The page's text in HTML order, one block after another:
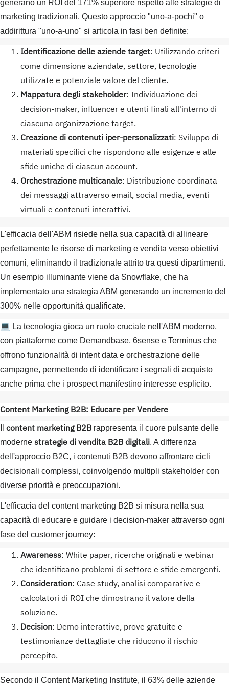
generano un ROI del 171% superiore rispetto alle strategie di
marketing tradizionali. Questo approccio "uno-a-pochi" o
addirittura "uno-a-uno" si articola in fasi ben definite:
Identificazione delle aziende target: Utilizzando criteri
come dimensione aziendale, settore, tecnologie
utilizzate e potenziale valore del cliente.
Mappatura degli stakeholder: Individuazione dei
decision-maker, influencer e utenti finali all'interno di
ciascuna organizzazione target.
Creazione di contenuti iper-personalizzati: Sviluppo di
materiali specifici che rispondono alle esigenze e alle
sfide uniche di ciascun account.
Orchestrazione multicanale: Distribuzione coordinata
dei messaggi attraverso email, social media, eventi
virtuali e contenuti interattivi.
L'efficacia dell'ABM risiede nella sua capacità di allineare
perfettamente le risorse di marketing e vendita verso obiettivi
comuni, eliminando il tradizionale attrito tra questi dipartimenti.
Un esempio illuminante viene da Snowflake, che ha
implementato una strategia ABM generando un incremento del
300% nelle opportunità qualificate.
💻 La tecnologia gioca un ruolo cruciale nell'ABM moderno,
con piattaforme come Demandbase, 6sense e Terminus che
offrono funzionalità di intent data e orchestrazione delle
campagne, permettendo di identificare i segnali di acquisto
anche prima che i prospect manifestino interesse esplicito.
Content Marketing B2B: Educare per Vendere
content marketing B2B rappresenta il cuore pulsante delle
moderne strategie di vendita B2B digitali. A differenza
dell'approccio B2C, i contenuti B2B devono affrontare cicli
decisionali complessi, coinvolgendo multipli stakeholder con
diverse priorità e preoccupazioni.
L'efficacia del content marketing B2B si misura nella sua
capacità di educare e guidare i decision-maker attraverso ogni
fase del customer journey:
Awareness: White paper, ricerche originali e webinar
che identificano problemi di settore e sfide emergenti.
Consideration: Case study, analisi comparative e
calcolatori di ROI che dimostrano il valore della
soluzione.
Decision: Demo interattive, prove gratuite e
testimonianze dettagliate che riducono il rischio
percepito.
Secondo il Content Marketing Institute, il 63% delle aziende